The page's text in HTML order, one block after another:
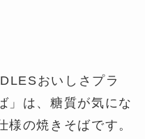
おいしさプラ
は、糖質が気にな
様の焼きそばです。